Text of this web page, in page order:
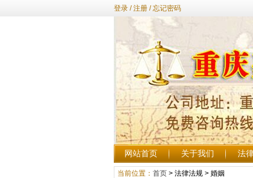
登录/注册/忘记密码
网站首页 关于我们 法
当前位置： 首页> 法律法规> 婚姻